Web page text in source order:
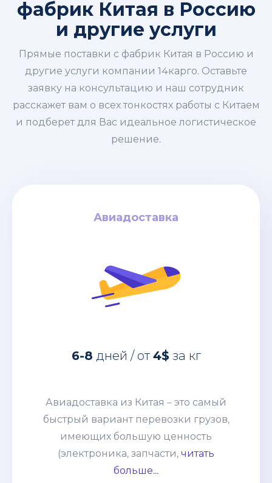
фабрик Китая в Россию
и другие услуги
Прямые поставки с фабрик Китая в Россию и
другие услуги компании 14карго. Оставьте
заявку на консультацию и наш сотрудник
расскажет вам о всех тонкостях работы с Китаем
и подберет для Вас идеальное логистическое
решение.
Авиадоставка
6-8 дней / от 4$за кг
Авиадоставка из Китая – это самый
быстрый вариант перевозки грузов,
имеющих большую ценность
(электроника, запчасти, читать
больше...
Авиадоставка
6-8
дней / от
4$
имеющих большую ценность
взвешенным подходом к наполнению
склада и те, кому нужно получить
товары по индивидуальному заказу.